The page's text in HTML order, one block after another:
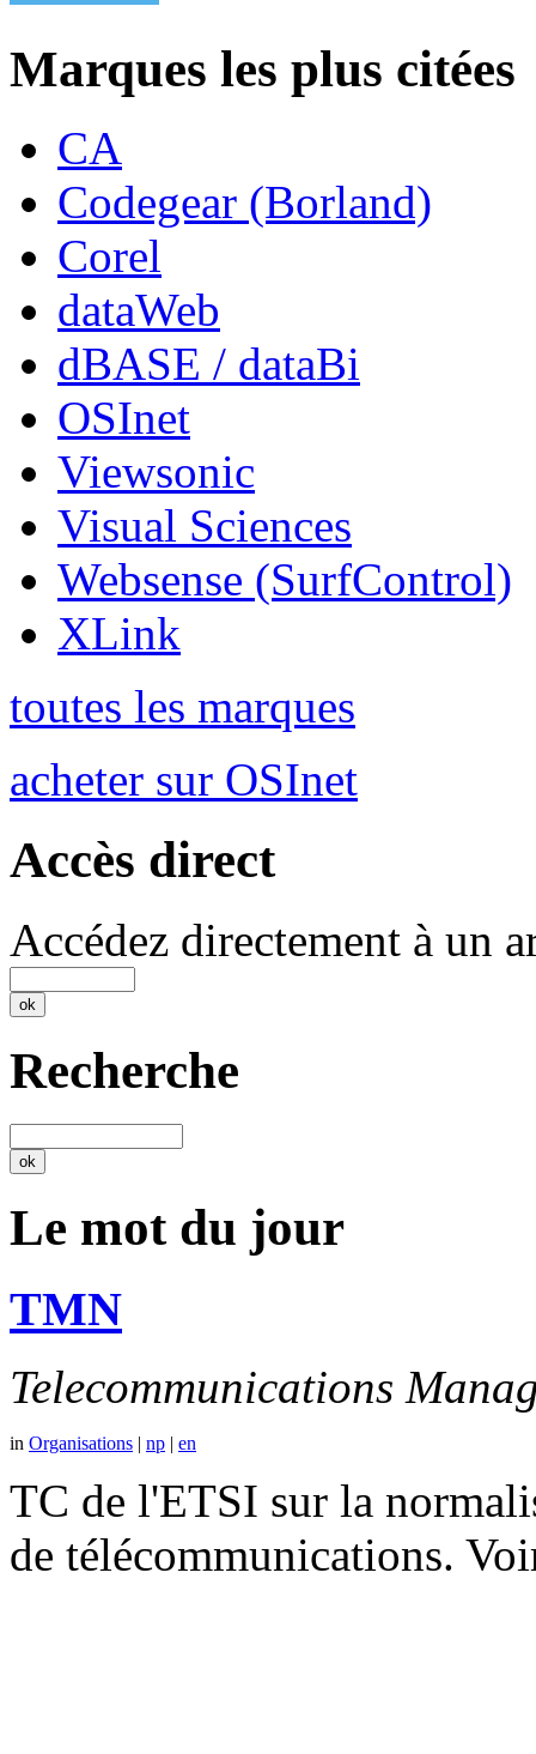
Marques les plus citées
CA
Codegear (Borland)
Corel
dataWeb
dBASE / dataBi
OSInet
Viewsonic
Visual Sciences
Websense (SurfControl)
XLink
toutes les marques
acheter sur OSInet
Accès direct
Accédez directement à un
Recherche
Le mot du jour
TMN
Telecommunications
in Organisations | np | en
TC de l'ETSI sur la
de télécommunications.